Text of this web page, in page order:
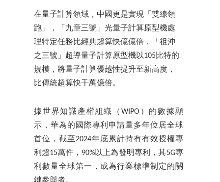
在量子計算領域，中國更是實現「雙線領
跑」，「九章三號」光量子計算原型機處
理特定任務比經典超算快億億倍，「祖沖
之三號」超導量子計算原型機以105比特的
規模，將量子計算優越性提升至新高度，
比傳統超算快千萬億倍。
據世界知識產權組織（WIPO）的數據顯
示，華為的國際專利申請量多年位居全球
首位，截至2024年底累計持有有效授權專
利超15萬件，90%以上為發明專利，其5G專
利數量全球第一，成為行業標準制定的關
鍵參與者。